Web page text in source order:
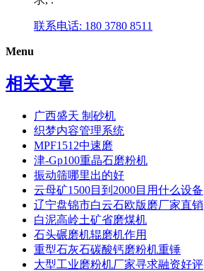
联系电话: 180 3780 8511
Menu
相关文章
广西盛天 制砂机
织梦内容管理系统
MPF1512中速磨
津-Gp100重晶石磨粉机
振动筛哪里出的好
云母矿1500目到2000目用什么设备
辽宁盘锦市白云石欧版磨厂家直销
白泥高岭土矿省磨煤机
石头碾磨机辊磨机作用
重型石灰石碳酸钙磨粉机重锤
大型工业磨粉机厂家寻求融资好评